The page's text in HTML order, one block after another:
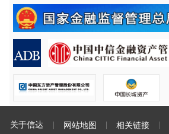
关于信达 网站地图 相关链接